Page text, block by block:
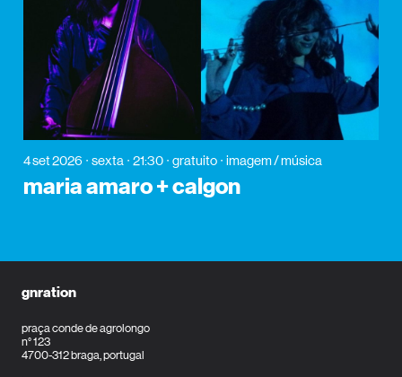
4 set 2026 sexta 21:30 gratuito imagem / música
maria amaro + calgon
gnration
praça conde de agrolongo
n° 123
4700-312 braga, portugal